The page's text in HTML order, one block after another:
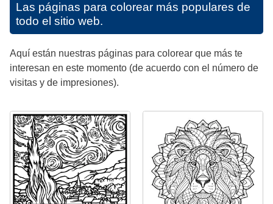
Las páginas para colorear más populares de
todo el sitio web.
Aquí están nuestras páginas para colorear que más te
interesan en este momento (de acuerdo con el número de
visitas y de impresiones).